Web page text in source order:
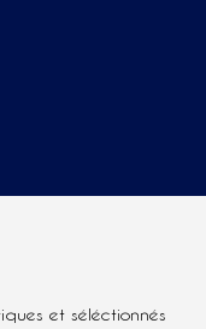
et séléctionnés